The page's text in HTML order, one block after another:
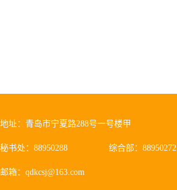
地址：青岛市宁夏路288号一号楼甲
秘书处：88950288 综合部：88950272
邮箱：qdkcsj@163.com